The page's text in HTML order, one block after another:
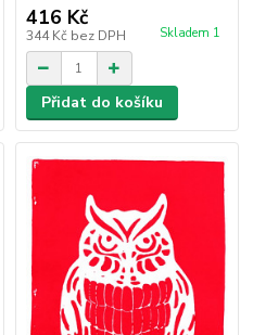
416 Kč
344 Kč bez DPH Skladem 1
Přidat do košíku